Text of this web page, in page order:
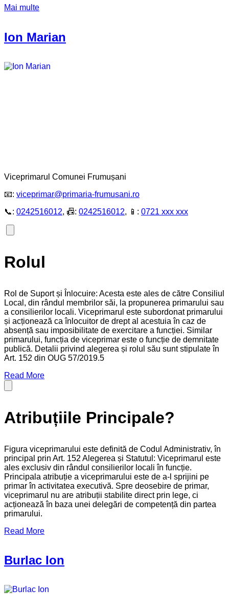
Mai multe
Ion Marian
Viceprimarul Comunei Frumușani
📧: viceprimar@primaria-frumusani.ro
📞: 0242516012, 📠: 0242516012, 📱: 0721 xxx xxx
Rolul
Rol de Suport și Înlocuire: Acesta este ales de către Consiliul
Local, din rândul membrilor săi, la propunerea primarului sau
a consilierilor locali. Viceprimarul este subordonat primarului
și acționează ca înlocuitor de drept al acestuia în caz de
absență sau imposibilitate de exercitare a funcției. Similar
primarului, funcția de viceprimar este o funcție de demnitate
publică. Detalii privind alegerea și rolul său sunt stipulate în
Art. 152 din OUG 57/2019.5
Read More
Atribuțiile Principale?
Figura viceprimarului este definită de Codul Administrativ, în
principal prin Art. 152 Alegerea și Statutul: Viceprimarul este
ales exclusiv din rândul consilierilor locali în funcție.
Principala atribuție a viceprimarului este de a-l sprijini pe
primar în activitatea executivă. Spre deosebire de primar,
viceprimarul nu are atribuții stabilite direct prin lege, ci
acționează în baza unei delegări de competență din partea
primarului.
Read More
Burlac Ion